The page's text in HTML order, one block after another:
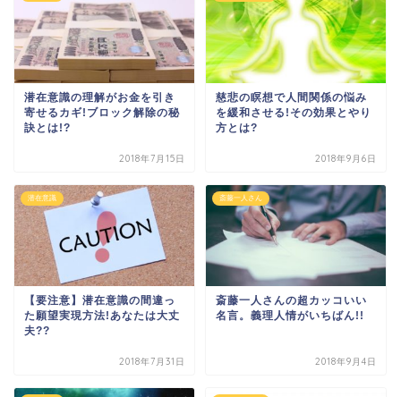
潜在意識の理解がお金を引き
寄せるカギ!ブロック解除の秘
訣とは!?
2018年7月15日
慈悲の瞑想で人間関係の悩み
を緩和させる!その効果とやり
方とは?
2018年9月6日
潜在意識
【要注意】潜在意識の間違っ
た願望実現方法!あなたは大丈
夫??
2018年7月31日
斎藤一人さん
斎藤一人さんの超カッコいい
名言。義理人情がいちばん!!
2018年9月4日